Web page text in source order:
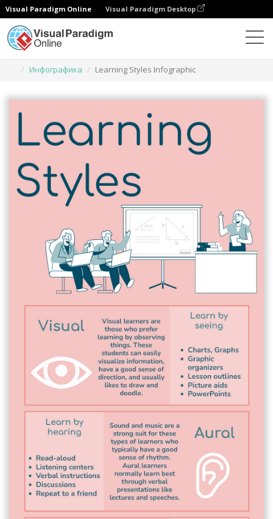
Visual Paradigm Online Visual Paradigm Desktop
Инфографика
Learning Styles Infographic